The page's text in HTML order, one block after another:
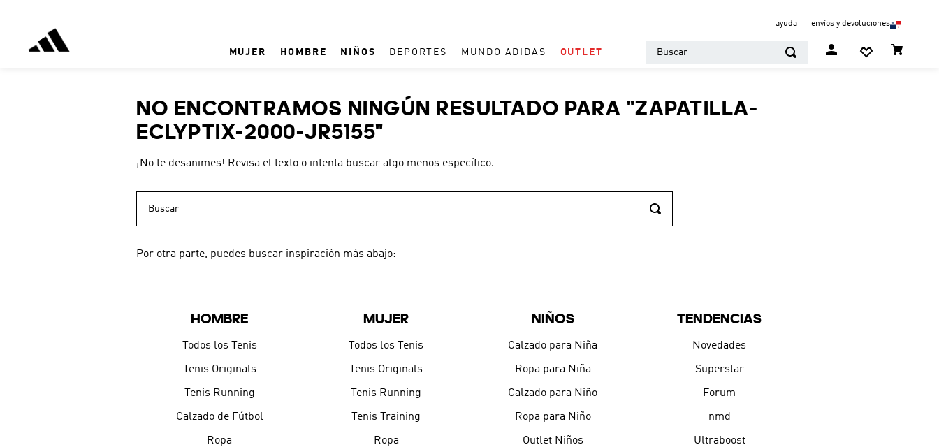
ayuda envíos y devoluciones
MUJER HOMBRE NIÑOS DEPORTES MUNDO ADIDAS OUTLET Buscar
NO ENCONTRAMOS NINGÚN RESULTADO PARA "ZAPATILLA-
ECLYPTIX-2000-JR5155"
¡No te desanimes! Revisa el texto o intenta buscar algo menos específico.
Por otra parte, puedes buscar inspiración más abajo:
HOMBRE
Todos los Tenis
Tenis Originals
Tenis Running
Calzado de Fútbol
Ropa
MUJER
Todos los Tenis
Tenis Originals
Tenis Running
Tenis Training
Ropa
NIÑOS
Calzado para Niña
Ropa para Niña
Calzado para Niño
Ropa para Niño
Outlet Niños
TENDENCIAS
Novedades
Superstar
Forum
nmd
Ultraboost
TÉRMINOS MÁS BUSCADOS
ARGENTINA
4. ZAPATILLAS